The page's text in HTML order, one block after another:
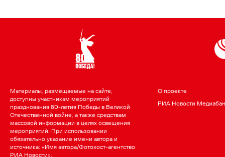
Материалы, размещаемые на сайте,
доступны участникам мероприятий
празднования 80-летия Победы в Великой
Отечественной войне, а также средствам
массовой информации в целях освещения
мероприятий. При использовании
обязательно указание имени автора и
источника: «Имя автора/Фотохост-агентство
РИА Новости».
О проекте
РИА Новости